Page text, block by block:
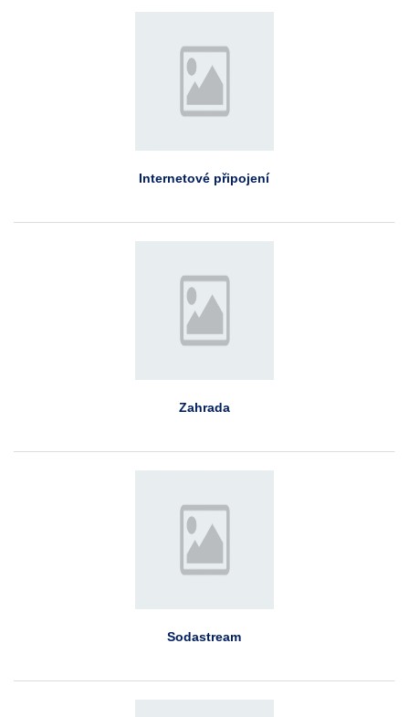
Internetové připojení
Zahrada
Sodastream